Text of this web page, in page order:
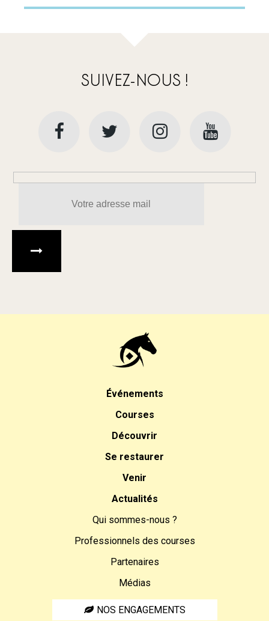
SUIVEZ-NOUS !
Événements
Courses
Découvrir
Se restaurer
Venir
Actualités
Qui sommes-nous ?
Professionnels des courses
Partenaires
Médias
NOS ENGAGEMENTS